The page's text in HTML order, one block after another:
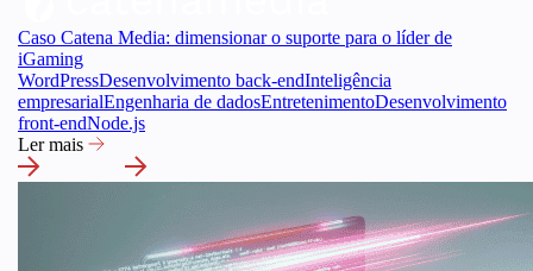
Caso Catena Media: dimensionar o suporte para o líder de
iGaming
WordPressDesenvolvimento back-endInteligência
empresarialEngenharia de dadosEntretenimentoDesenvolvimento
front-endNode.js
Ler mais